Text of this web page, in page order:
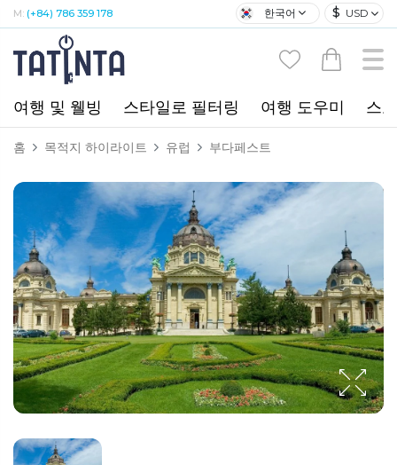
M: (+84) 786 359 178 한국어 $ USD
여행 및 웰빙 스타일로 필터링 여행 도우미 스
홈 목적지 하이라이트 유럽 부다페스트